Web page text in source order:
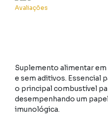
Avaliações
Suplemento alimentar
e sem aditivos. Essencial
o principal combustível
desempenhando um
imunológica.